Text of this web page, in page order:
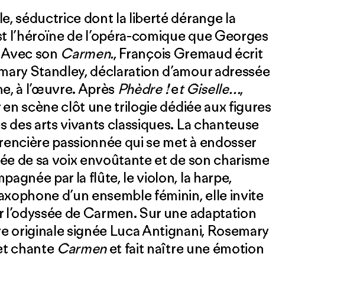
séductrice dont la liberté dérange la
l’héroïne de l’opéra-comique que Georges
son Carmen., François Gremaud écrit
Standley, déclaration d’amour adressée
à l’œuvre. Après Phèdre !et Giselle…,
en scène clôt une trilogie dédiée aux figures
des arts vivants classiques. La chanteuse
passionnée qui se met à endosser
de sa voix envoûtante et de son charisme
par la flûte, le violon, la harpe,
d’un ensemble féminin, elle invite
l’odyssée de Carmen. Sur une adaptation
originale signée Luca Antignani, Rosemary
chante Carmenet fait naître une émotion